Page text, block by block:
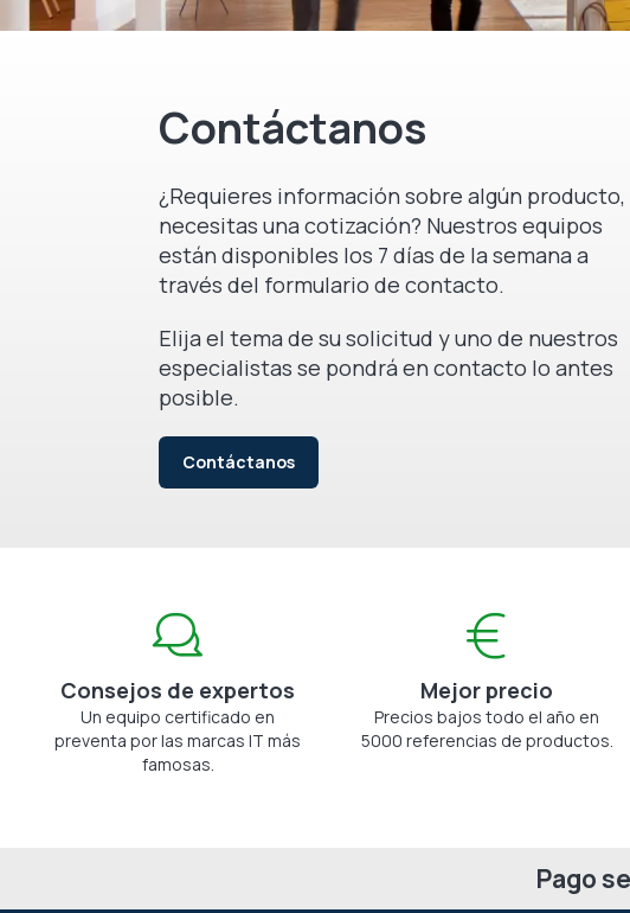
Contáctanos
¿Requieres información sobre algún producto,
necesitas una cotización? Nuestros equipos
están disponibles los 7 días de la semana a
través del formulario de contacto.
Elija el tema de su solicitud y uno de nuestros
especialistas se pondrá en contacto lo antes
posible.
Contáctanos
Consejos de expertos
Un equipo certificado en
preventa por las marcas IT más
famosas.
Mejor precio
Precios bajos todo el año en
5000 referencias de productos.
Pago